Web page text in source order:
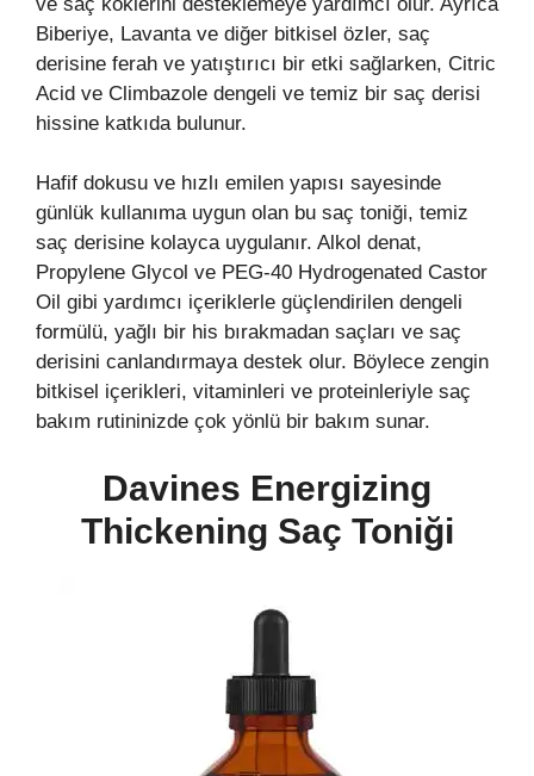
Biberiye, Lavanta ve diğer bitkisel özler, saç
derisine ferah ve yatıştırıcı bir etki sağlarken, Citric
Acid ve Climbazole dengeli ve temiz bir saç derisi
hissine katkıda bulunur.
Hafif dokusu ve hızlı emilen yapısı sayesinde
günlük kullanıma uygun olan bu saç toniği, temiz
saç derisine kolayca uygulanır. Alkol denat,
Propylene Glycol ve PEG-40 Hydrogenated Castor
Oil gibi yardımcı içeriklerle güçlendirilen dengeli
formülü, yağlı bir his bırakmadan saçları ve saç
derisini canlandırmaya destek olur. Böylece zengin
bitkisel içerikleri, vitaminleri ve proteinleriyle saç
bakım rutininizde çok yönlü bir bakım sunar.
Davines Energizing
Thickening Saç Toniği